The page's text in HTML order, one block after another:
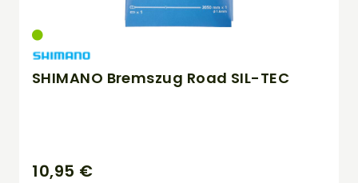
SHIMANO Bremszug Road SIL-TEC
10,95 €